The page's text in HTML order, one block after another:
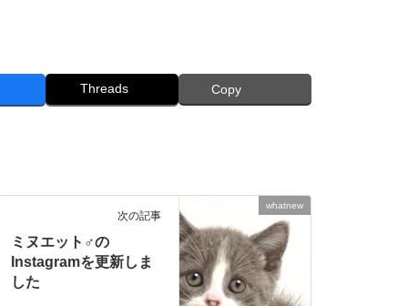
Threads Copy
whatnew
次の記事
ミヌエット♂の
Instagramを更新しま
した